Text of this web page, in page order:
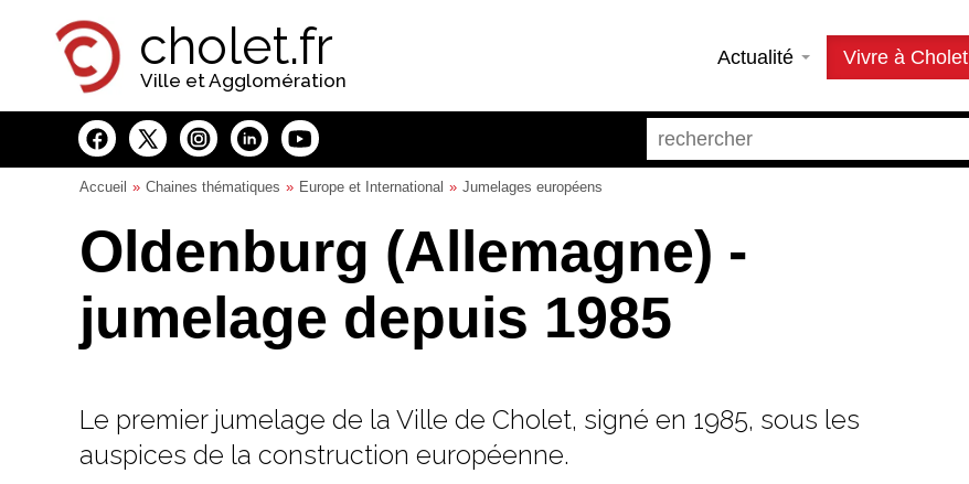
cholet.fr
Ville et Agglomération
Actualité Vivre à Cholet
Accueil Chaines thématiques Europe et International Jumelages européens
Oldenburg (Allemagne) -
jumelage depuis 1985
Le premier jumelage de la Ville de Cholet, signé en 1985, sous les
auspices de la construction européenne.